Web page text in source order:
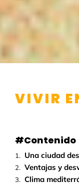
VIVIR
#Contenido
Una ciudad
Ventajas y
Clima